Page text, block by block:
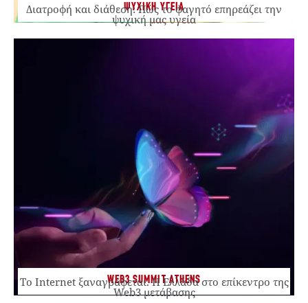
ΨΥΧΙΚΗ ΥΓΕΙΑ
Διατροφή και διάθεση: Πώς το φαγητό επηρεάζει την
ψυχική μας υγεία
WEB3 SUMMIT ATHENS
Το Internet ξαναγράφεται. Η Ελλάδα στο επίκεντρο της
Web3 μετάβασης